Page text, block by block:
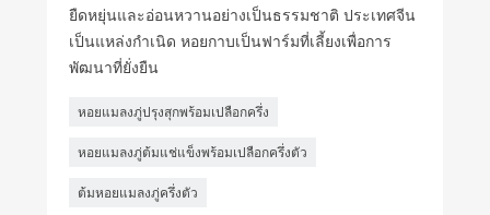
ยืดหยุ่นและอ่อนหวานอย่างเป็นธรรมชาติ ประเทศจีน
เป็นแหล่งกำเนิด หอยกาบเป็นฟาร์มที่เลี้ยงเพื่อการ
พัฒนาที่ยั่งยืน
หอยแมลงภู่ปรุงสุกพร้อมเปลือกครึ่ง
หอยแมลงภู่ต้มแช่แข็งพร้อมเปลือกครึ่งตัว
ต้มหอยแมลงภู่ครึ่งตัว